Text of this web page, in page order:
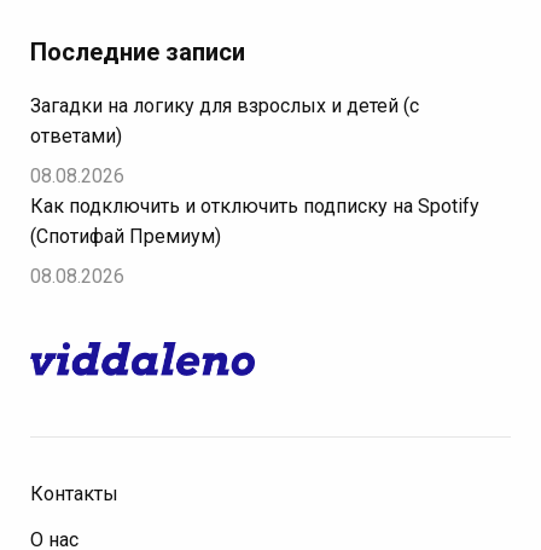
Последние записи
Загадки на логику для взрослых и детей (с
ответами)
08.08.2026
Как подключить и отключить подписку на Spotify
(Спотифай Премиум)
08.08.2026
Контакты
О нас